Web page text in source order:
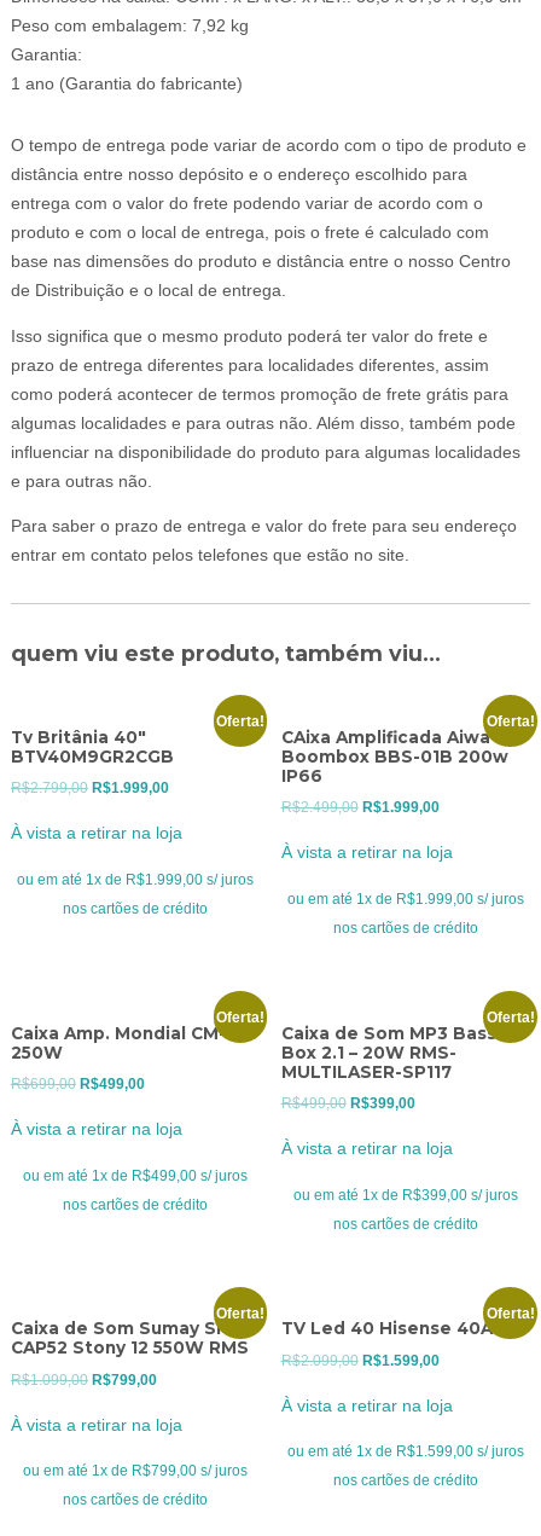
Peso com embalagem: 7,92 kg
Garantia:
1 ano (Garantia do fabricante)
O tempo de entrega pode variar de acordo com o tipo de produto e
distância entre nosso depósito e o endereço escolhido para
entrega com o valor do frete podendo variar de acordo com o
produto e com o local de entrega, pois o frete é calculado com
base nas dimensões do produto e distância entre o nosso Centro
de Distribuição e o local de entrega.
Isso significa que o mesmo produto poderá ter valor do frete e
prazo de entrega diferentes para localidades diferentes, assim
como poderá acontecer de termos promoção de frete grátis para
algumas localidades e para outras não. Além disso, também pode
influenciar na disponibilidade do produto para algumas localidades
e para outras não.
Para saber o prazo de entrega e valor do frete para seu endereço
entrar em contato pelos telefones que estão no site.
quem viu este produto, também viu...
Oferta!
Tv Britânia 40″
BTV40M9GR2CGB
R$2.799,00 O
era:
R$2.799,00.
R$1.999,00O
atual
é:
R$1.999,00.
À vista a retirar na loja
ou em até 1x de R$1.999,00 s/ juros
nos cartões de crédito
Oferta!
CAixa Amplificada Aiwa BT
Boombox BBS-01B 200w
IP66
R$2.499,00 O
era:
R$2.499,00.
R$1.999,00O
atual
é:
R$1.999,00.
À vista a retirar na loja
ou em até 1x de R$1.999,00 s/ juros
nos cartões de crédito
Oferta!
Caixa Amp. Mondial CM-250
250W
R$699,00 O
era:
R$699,00.
R$499,00O
atual
é:
R$499,00.
À vista a retirar na loja
ou em até 1x de R$499,00 s/ juros
nos cartões de crédito
Oferta!
Caixa de Som MP3 Bass
Box 2.1 – 20W RMS-
MULTILASER-SP117
R$499,00 O
era:
R$499,00.
R$399,00O
atual
é:
R$399,00.
À vista a retirar na loja
ou em até 1x de R$399,00 s/ juros
nos cartões de crédito
Oferta!
Caixa de Som Sumay SM-
CAP52 Stony 12 550W RMS
R$1.099,00 O
era:
R$1.099,00.
R$799,00O
atual
é:
R$799,00.
À vista a retirar na loja
ou em até 1x de R$799,00 s/ juros
nos cartões de crédito
Oferta!
TV Led 40 Hisense 40ANV
R$2.099,00 O
era:
R$2.099,00.
R$1.599,00O
atual
é:
R$1.599,00.
À vista a retirar na loja
ou em até 1x de R$1.599,00 s/ juros
nos cartões de crédito